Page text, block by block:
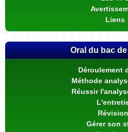
Liens
Oral du bac
Déroulement
Méthode
Réussir
Gérer son